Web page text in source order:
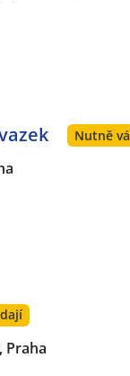
Nutně
Praha